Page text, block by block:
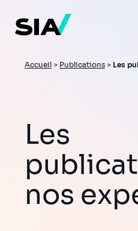
contenu
principal
Fil
Accueil > Publications > Les
Les
nos